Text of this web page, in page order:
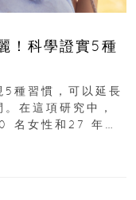
！科學證實5種
種習慣，可以延長
在這項研究中，
名女性和27 年以